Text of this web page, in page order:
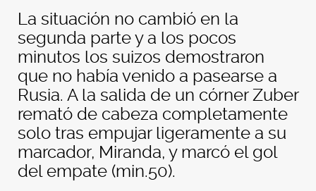
La situación no cambió en la
segunda parte y a los pocos
minutos los suizos demostraron
que no había venido a pasearse a
Rusia. A la salida de un córner Zuber
remató de cabeza completamente
solo tras empujar ligeramente a su
marcador, Miranda, y marcó el gol
del empate (min.50).